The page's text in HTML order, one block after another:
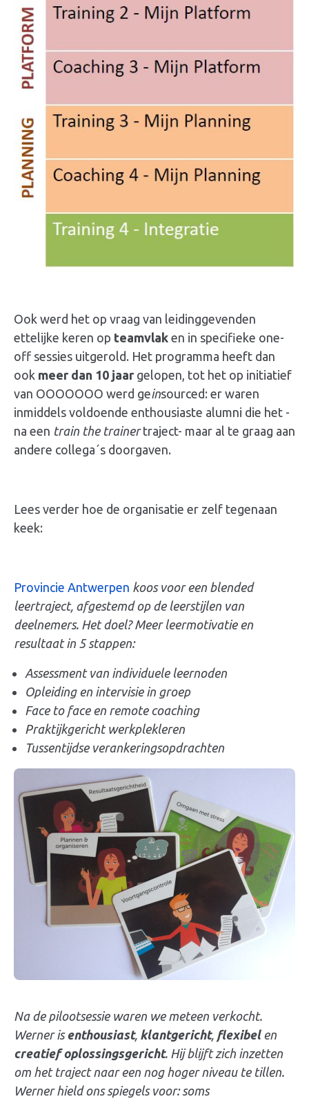
Ook werd het op vraag van leidinggevenden
ettelijke keren op teamvlak en in specifieke one-
off sessies uitgerold. Het programma heeft dan
ook meer dan 10 jaar gelopen, tot het op initiatief
van OOOOOOO werd geinsourced: er waren
inmiddels voldoende enthousiaste alumni die het -
na een train the trainertraject- maar al te graag aan
andere collega´s doorgaven.
Lees verder hoe de organisatie er zelf tegenaan
keek:
Provincie Antwerpen koos voor een blended
leertraject, afgestemd op de leerstijlen van
deelnemers. Het doel? Meer leermotivatie en
resultaat in 5 stappen:
Assessment van individuele leernoden
Opleiding en intervisie in groep
Face to face en remote coaching
Praktijkgericht werkplekleren
Tussentijdse verankeringsopdrachten
Na de pilootsessie waren we meteen verkocht.
Werner isenthousiast, klantgericht, flexibel en
creatief oplossingsgericht. Hij blijft zich inzetten
om het traject naar een nog hoger niveau te tillen.
Werner hield ons spiegels voor: soms